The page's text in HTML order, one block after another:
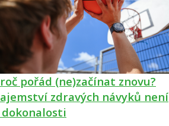
pořád (ne)začínat znovu?
zdravých návyků není